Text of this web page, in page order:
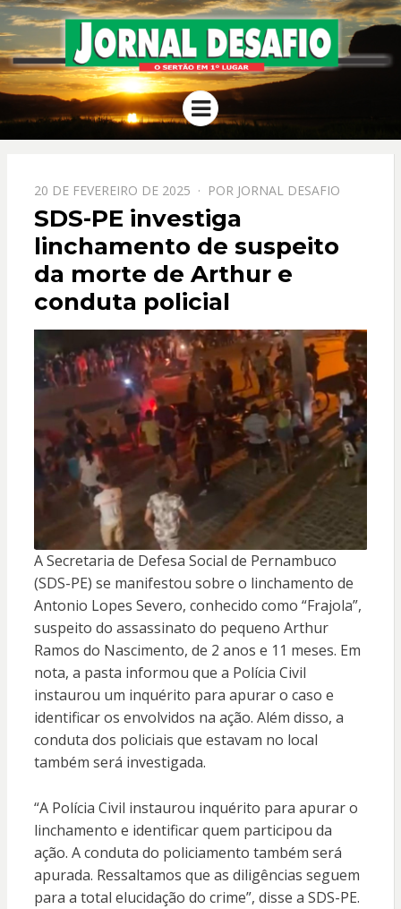
JORNAL
DESAFIO
O Sertão em 1º Lugar
Menu
PPOSTADO
EM
20 DE FEVEREIRO DE 2025 POR JORNAL DESAFIO
SDS-PE investiga
linchamento de suspeito
da morte de Arthur e
conduta policial
A Secretaria de Defesa Social de Pernambuco
(SDS-PE) se manifestou sobre o linchamento de
Antonio Lopes Severo, conhecido como “Frajola”,
suspeito do assassinato do pequeno Arthur
Ramos do Nascimento, de 2 anos e 11 meses. Em
nota, a pasta informou que a Polícia Civil
instaurou um inquérito para apurar o caso e
identificar os envolvidos na ação. Além disso, a
conduta dos policiais que estavam no local
também será investigada.
“A Polícia Civil instaurou inquérito para apurar o
linchamento e identificar quem participou da
ação. A conduta do policiamento também será
apurada. Ressaltamos que as diligências seguem
para a total elucidação do crime”, disse a SDS-PE.